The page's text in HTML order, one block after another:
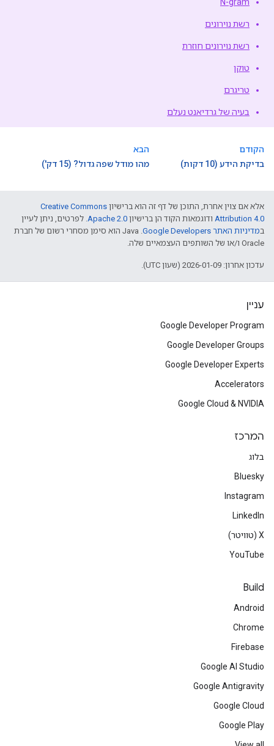
רשת נוירונים
רשת נוירונים חוזרת
טוקן
טריגרם
בעיה של גרדיאנט נעלם
הקודם
בדיקת הידע (10 דקות)
הבא
מהו מודל שפה גדול? (15 דק')
אלא אם צוין אחרת, התוכן של דף זה הוא ברישיון Creative Commons
Attribution 4.0 ודוגמאות הקוד הן ברישיון Apache 2.0. לפרטים, ניתן לעיין
במדיניות האתר Google Developers‏
.‏ Java הוא סימן מסחרי רשום של חברת
Oracle ו/או של השותפים העצמאיים שלה.
עדכון אחרון: 2026-01-09 (שעון UTC).
עניין
Google Developer Program
Google Developer Groups
Google Developer Experts
Accelerators
Google Cloud & NVIDIA
המרכז
בלוג
Bluesky
Instagram
LinkedIn
‫X (טוויטר)
YouTube
Build
Android
Chrome
Firebase
Google AI Studio
Google Antigravity
Google Cloud
Google Play